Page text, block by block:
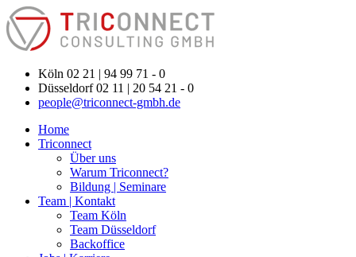
Köln 02 21 | 94 99 71 - 0
Düsseldorf 02 11 | 20 54 21 - 0
people@triconnect-gmbh.de
Home
Triconnect
Über uns
Warum Triconnect?
Bildung | Seminare
Team | Kontakt
Team Köln
Team Düsseldorf
Backoffice